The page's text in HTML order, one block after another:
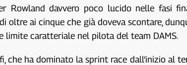
Rowland davvero poco lucido nelle fasi
ai cinque che già doveva scontare,
limite caratteriale nel pilota del team DAMS.
ha dominato la sprint race dall’inizio al